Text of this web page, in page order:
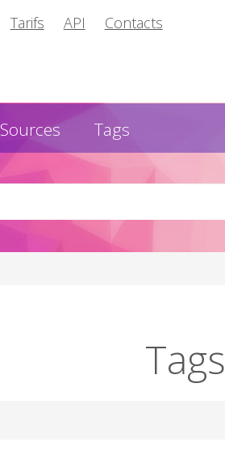
Tarifs API Contacts
Sources Tags
Tags